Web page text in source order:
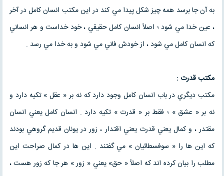
به آن جا برسد همه چيز شكل پيدا مي كند در اين مكتب انسان كامل در آخر
، عين خدا مي شود ؛ اصلاً انسان كامل حقيقي ، خود خداست و هر انساني
كه انسان كامل مي شود ، از خودش فاني مي شود و به خدا مي رسد .
مكتب قدرت :
مكتب ديگري در باب انسان كامل وجود دارد كه نه بر « عقل » تكيه دارد و
نه بر « عشق » ؛ فقط بر « قدرت » تكيه دارد . انسان كامل يعني انسان
مقتدر ، و كمال يعني قدرت يعني اقتدار ، زور در يونان قديم گروهي بودند
كه اين ها را « سوفسطائيان » مي گفتند . اين ها در كمال صراحت اين
مطلب را بيان كرده اند كه اصلاً « حق» يعني « زور » هر جا كه زور هست ،